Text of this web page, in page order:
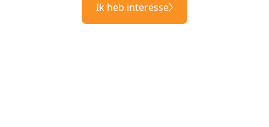
Ik heb interesse